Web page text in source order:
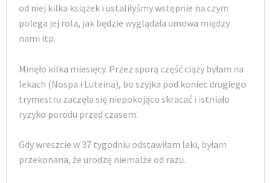
od niej kilka książek i ustaliłyśmy wstępnie na czym
polega jej rola, jak będzie wyglądała umowa między
nami itp.
Minęło kilka miesięcy. Przez sporą część ciąży byłam na
lekach (Nospa i Luteina), bo szyjka pod koniec drugiego
trymestru zaczęła się niepokojąco skracać i istniało
ryzyko porodu przed czasem.
Gdy wreszcie w 37 tygodniu odstawiłam leki, byłam
przekonana, że urodzę niemalże od razu.